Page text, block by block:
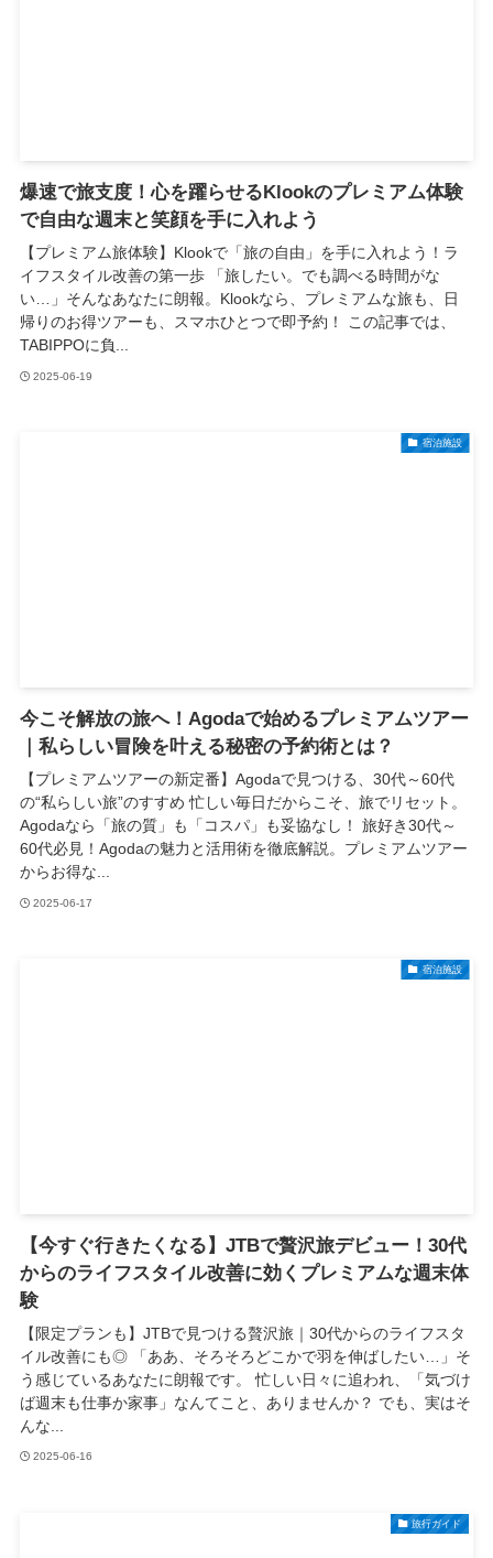
爆速で旅支度！心を躍らせるKlookのプレミアム体験
で自由な週末と笑顔を手に入れよう
【プレミアム旅体験】Klookで「旅の自由」を手に入れよう！ラ
イフスタイル改善の第一歩 「旅したい。でも調べる時間がな
い…」そんなあなたに朗報。Klookなら、プレミアムな旅も、日
帰りのお得ツアーも、スマホひとつで即予約！ この記事では、
TABIPPOに負...
2025-06-19
宿泊施設
今こそ解放の旅へ！Agodaで始めるプレミアムツアー
｜私らしい冒険を叶える秘密の予約術とは？
【プレミアムツアーの新定番】Agodaで見つける、30代～60代
の“私らしい旅”のすすめ 忙しい毎日だからこそ、旅でリセット。
Agodaなら「旅の質」も「コスパ」も妥協なし！ 旅好き30代～
60代必見！Agodaの魅力と活用術を徹底解説。プレミアムツアー
からお得な...
2025-06-17
宿泊施設
【今すぐ行きたくなる】JTBで贅沢旅デビュー！30代
からのライフスタイル改善に効くプレミアムな週末体
験
【限定プランも】JTBで見つける贅沢旅｜30代からのライフスタ
イル改善にも◎ 「ああ、そろそろどこかで羽を伸ばしたい…」そ
う感じているあなたに朗報です。 忙しい日々に追われ、「気づけ
ば週末も仕事か家事」なんてこと、ありませんか？ でも、実はそ
んな...
2025-06-16
旅行ガイド